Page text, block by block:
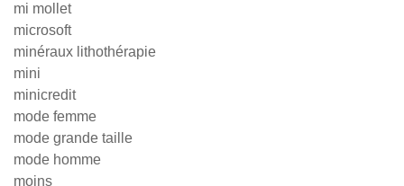
mi mollet
microsoft
minéraux lithothérapie
mini
minicredit
mode femme
mode grande taille
mode homme
moins